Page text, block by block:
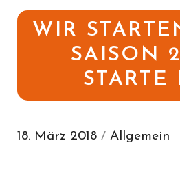
WIR
SAISON
STARTE
18. März 2018 / Allgemein